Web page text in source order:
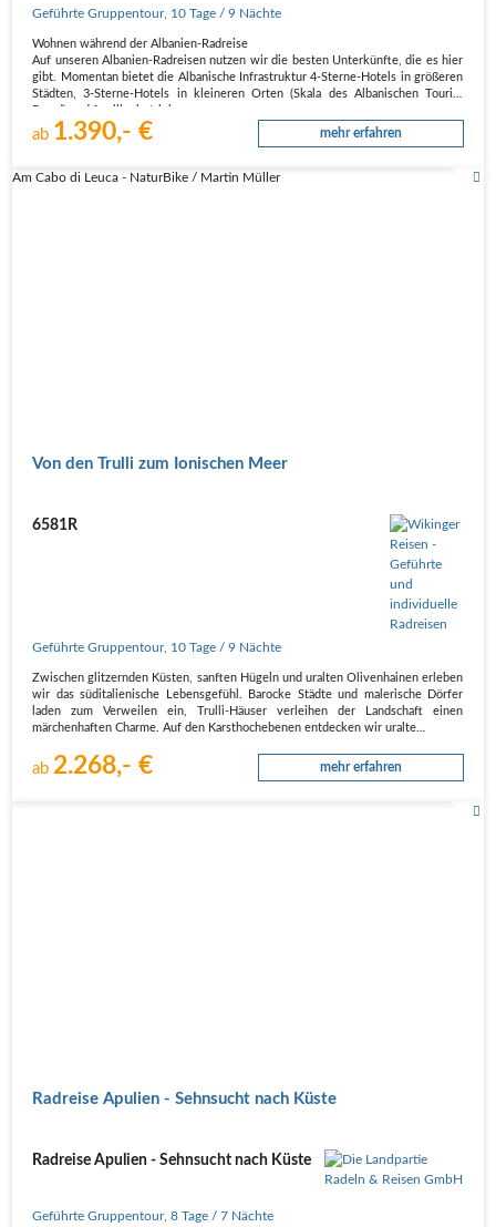
Geführte Gruppentour, 10 Tage / 9 Nächte
Wohnen während der Albanien-Radreise
Auf unseren Albanien-Radreisen nutzen wir die besten Unterkünfte, die es hier
gibt. Momentan bietet die Albanische Infrastruktur 4-Sterne-Hotels in größeren
Städten, 3-Sterne-Hotels in kleineren Orten (Skala des Albanischen Tourist
ab 1.390,- € mehr erfahren
Am Cabo di Leuca - NaturBike / Martin Müller
Von den Trulli zum Ionischen Meer
6581R
Geführte Gruppentour, 10 Tage / 9 Nächte
Zwischen glitzernden Küsten, sanften Hügeln und uralten Olivenhainen erleben
wir das süditalienische Lebensgefühl. Barocke Städte und malerische Dörfer
laden zum Verweilen ein, Trulli-Häuser verleihen der Landschaft einen
märchenhaften Charme. Auf den Karsthochebenen entdecken wir uralte…
ab2.268,- € mehr erfahren
Radreise Apulien - Sehnsucht nach Küste
Radreise Apulien - Sehnsucht nach Küste
Geführte Gruppentour,8 Tage / 7 Nächte